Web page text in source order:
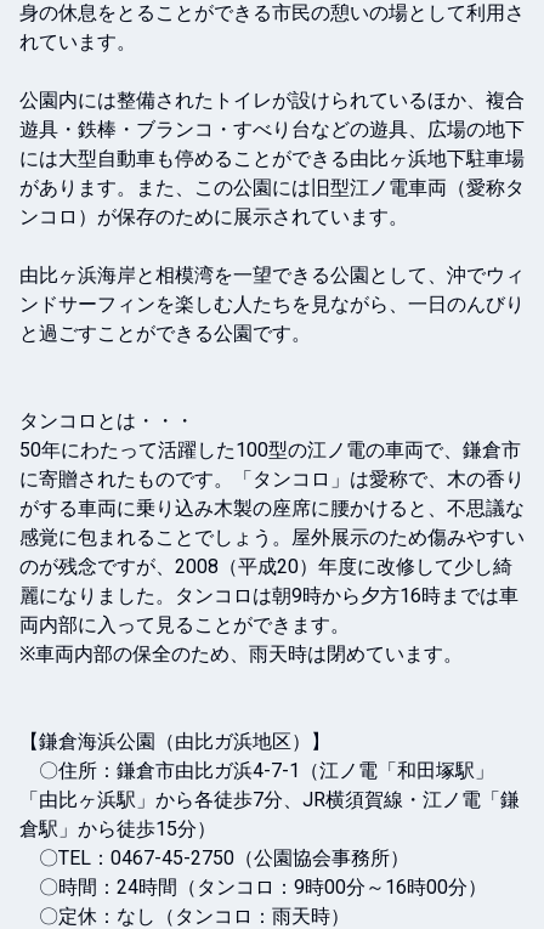
身の休息をとることができる市民の憩いの場として利用さ
れています。
公園内には整備されたトイレが設けられているほか、複合
遊具・鉄棒・ブランコ・すべり台などの遊具、広場の地下
には大型自動車も停めることができる由比ヶ浜地下駐車場
があります。また、この公園には旧型江ノ電車両（愛称タ
ンコロ）が保存のために展示されています。
由比ヶ浜海岸と相模湾を一望できる公園として、沖でウィ
ンドサーフィンを楽しむ人たちを見ながら、一日のんびり
と過ごすことができる公園です。
タンコロとは・・・
50年にわたって活躍した100型の江ノ電の車両で、鎌倉市
に寄贈されたものです。「タンコロ」は愛称で、木の香り
がする車両に乗り込み木製の座席に腰かけると、不思議な
感覚に包まれることでしょう。屋外展示のため傷みやすい
のが残念ですが、2008（平成20）年度に改修して少し綺
麗になりました。タンコロは朝9時から夕方16時までは車
両内部に入って見ることができます。
※車両内部の保全のため、雨天時は閉めています。
【鎌倉海浜公園（由比ガ浜地区）】
〇住所：鎌倉市由比ガ浜4-7-1（江ノ電「和田塚駅」
「由比ヶ浜駅」から各徒歩7分、JR横須賀線・江ノ電「鎌
倉駅」から徒歩15分）
〇TEL：0467-45-2750（公園協会事務所）
〇時間：24時間（タンコロ：9時00分～16時00分）
〇定休：なし（タンコロ：雨天時）